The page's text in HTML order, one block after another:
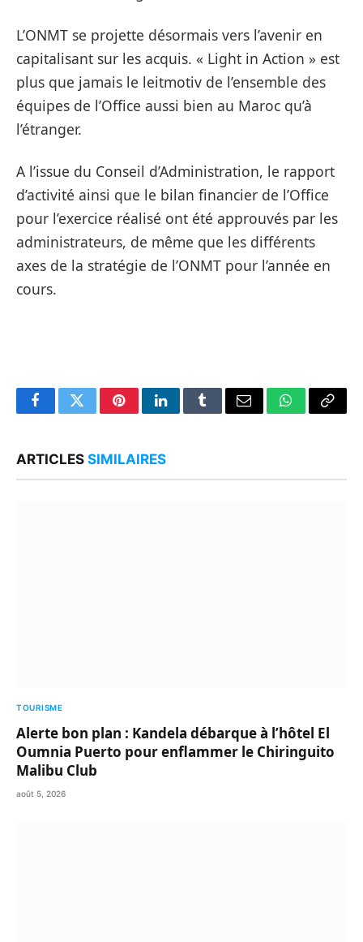
L’ONMT se projette désormais vers l’avenir en
capitalisant sur les acquis. « Light in Action » est
plus que jamais le leitmotiv de l’ensemble des
équipes de l’Office aussi bien au Maroc qu’à
l’étranger.
A l’issue du Conseil d’Administration, le rapport
d’activité ainsi que le bilan financier de l’Office
pour l’exercice réalisé ont été approuvés par les
administrateurs, de même que les différents
axes de la stratégie de l’ONMT pour l’année en
cours.
FacebookTwitterPinterestLinkedInTumblrEmail WhatsApp
Copy
ARTICLES SIMILAIRES
TOURISME
Alerte bon plan : Kandela débarque à l’hôtel El
Oumnia Puerto pour enflammer le Chiringuito
Malibu Club
août 5, 2026